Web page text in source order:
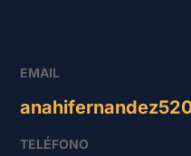
EMAIL
TELÉFONO